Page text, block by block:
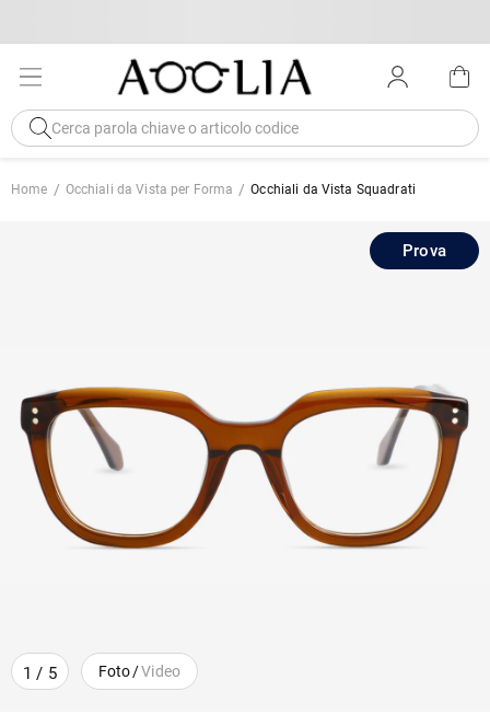
Home Occhiali da Vista per Forma Occhiali da Vista Squadrati
1 / 5 Foto/Video
Prova